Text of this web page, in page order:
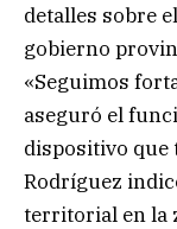
detalles sobre
gobierno
«Seguimos
aseguró el
dispositivo que
Rodríguez
territorial en la